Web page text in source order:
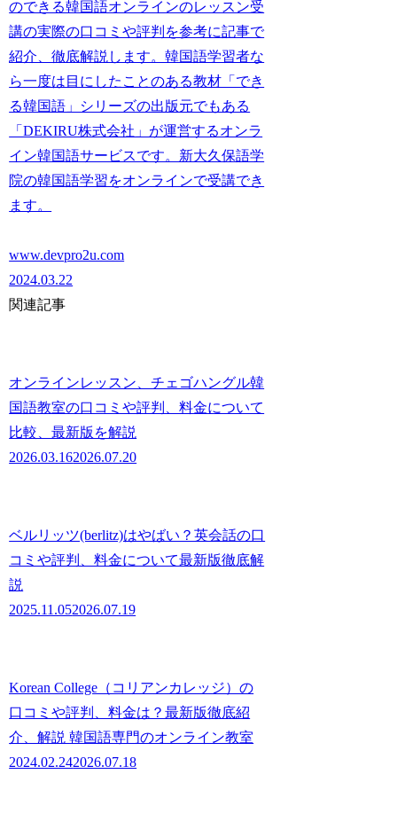
のできる韓国語オンラインのレッスン受
講の実際の口コミや評判を参考に記事で
紹介、徹底解説します。韓国語学習者な
ら一度は目にしたことのある教材「でき
る韓国語」シリーズの出版元でもある
「DEKIRU株式会社」が運営するオンラ
イン韓国語サービスです。新大久保語学
院の韓国語学習をオンラインで受講でき
ます。
www.devpro2u.com
2024.03.22
関連記事
オンラインレッスン、チェゴハングル韓
国語教室の口コミや評判、料金について
比較、最新版を解説
2026.03.162026.07.20
ベルリッツ(berlitz)はやばい？英会話の口
コミや評判、料金について最新版徹底解
説
2025.11.052026.07.19
Korean College（コリアンカレッジ）の
口コミや評判、料金は？最新版徹底紹
介、解説 韓国語専門のオンライン教室
2024.02.242026.07.18